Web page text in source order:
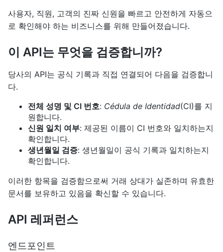
사용자, 직원, 고객의 진짜 신원을 빠르고 안전하게 자동으
로 확인해야 하는 비즈니스를 위해 만들어졌습니다.
이 API는 무엇을 검증합니까?
당사의 API는 공식 기록과 직접 연결되어 다음을 검증합니
다.
전체 성명 및 CI 번호: Cédula de Identidad(CI)를 지
원합니다.
신원 일치 여부: 제공된 이름이 CI 번호와 일치하는지
확인합니다.
생년월일 검증: 생년월일이 공식 기록과 일치하는지
확인합니다.
이러한 항목을 검증함으로써 거래 상대가 실존하며 유효한
문서를 보유하고 있음을 확신할 수 있습니다.
API 레퍼런스
엔드포인트